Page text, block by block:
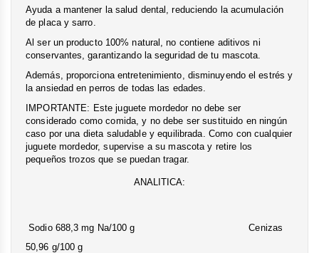
Ayuda a mantener la salud dental, reduciendo la acumulación
de placa y sarro.
Al ser un producto 100% natural, no contiene aditivos ni
conservantes, garantizando la seguridad de tu mascota.
Además, proporciona entretenimiento, disminuyendo el estrés y
la ansiedad en perros de todas las edades.
IMPORTANTE: Este juguete mordedor no debe ser
considerado como comida, y no debe ser sustituido en ningún
caso por una dieta saludable y equilibrada. Como con cualquier
juguete mordedor, supervise a su mascota y retire los
pequeños trozos que se puedan tragar.
ANALITICA:
Sodio 688,3 mg Na/100 g Cenizas
50,96 g/100 g